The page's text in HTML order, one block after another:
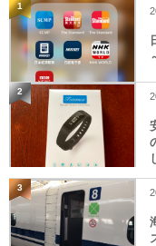
1
2
3